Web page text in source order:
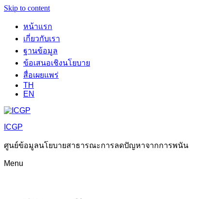
Skip to content
หน้าแรก
เกี่ยวกับเรา
ฐานข้อมูล
ข้อเสนอเชิงนโยบาย
สื่อเผยแพร่
TH
EN
ICGP
ศูนย์ข้อมูลนโยบายสาธารณะการลดปัญหาจากการพนัน
Menu